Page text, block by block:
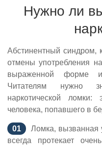
Нужно ли
Абстинентный синдром,
отмены употребления
выраженной форме
Читателям нужно
наркотической ломки:
человека, попавшего в
Ломка, вызванная
всегда протекает